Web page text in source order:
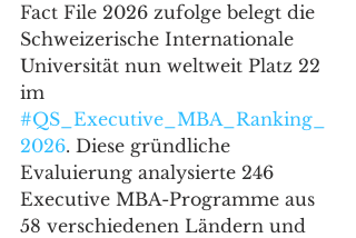
Fact File 2026 zufolge belegt die
Schweizerische Internationale
Universität nun weltweit Platz 22
im
#QS_Executive_MBA_Ranking_
2026. Diese gründliche
Evaluierung analysierte 246
Executive MBA-Programme aus
58 verschiedenen Ländern und